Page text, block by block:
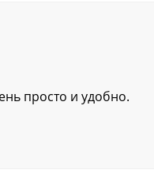
просто и удобно.